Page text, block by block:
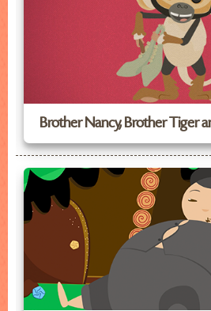
Brother Nancy, Brother Tiger